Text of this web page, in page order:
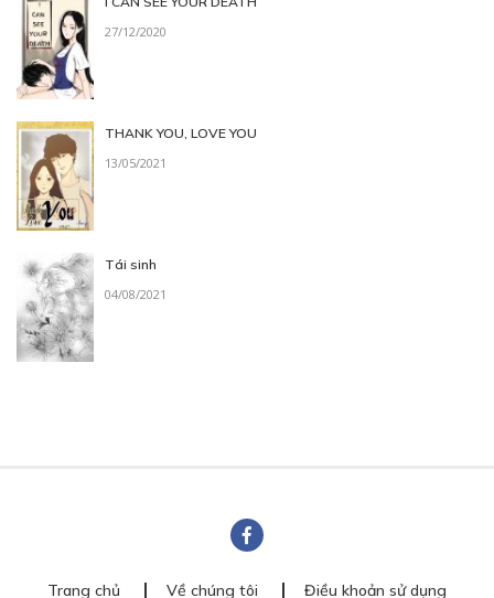
27/12/2020
THANK YOU, LOVE YOU
13/05/2021
Tái sinh
04/08/2021
Trang chủ Về chúng tôi Điều khoản sử dụng